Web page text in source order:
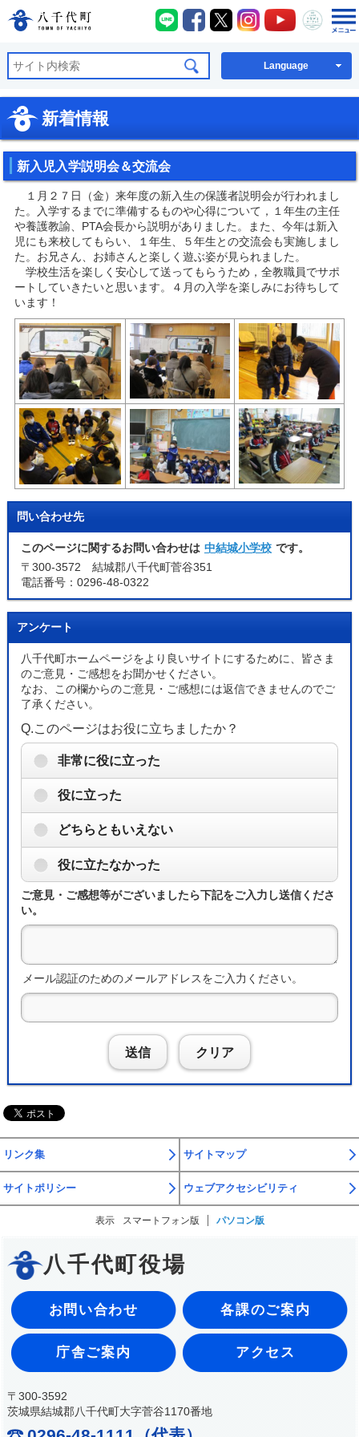
八千代町公式ホームページ
八千代町LINE
八千代町Facebook
八千代町X八千代町Instagram
八千代町
八千
Language
新着情報
新入児入学説明会＆交流会
１月２７日（金）来年度の新入生の保護者説明会が行われまし
た。入学するまでに準備するものや心得について，１年生の主任
や養護教諭、PTA会長から説明がありました。また、今年は新入
児にも来校してもらい、１年生、５年生との交流会も実施しまし
た。お兄さん、お姉さんと楽しく遊ぶ姿が見られました。
学校生活を楽しく安心して送ってもらうため，全教職員でサポ
ートしていきたいと思います。４月の入学を楽しみにお待ちして
います！
問い合わせ先
このページに関するお問い合わせは 中結城小学校 です。
〒300-3572 結城郡八千代町菅谷351
電話番号：0296-48-0322
アンケート
八千代町ホームページをより良いサイトにするために、皆さま
のご意見・ご感想をお聞かせください。
なお、この欄からのご意見・ご感想には返信できませんのでご
了承ください。
Q.このページはお役に立ちましたか？
非常に役に立った
役に立った
どちらともいえない
役に立たなかった
ご意見・ご感想等がございましたら下記をご入力し送信くださ
い。
メール認証のためのメールアドレスをご入力ください。
送信 クリア
リンク集 サイトマップ
サイトポリシー ウェブアクセシビリティ
表示 スマートフォン版 パソコン版
八千代町役場
お問い合わせ 各課のご案内
庁舎ご案内 アクセス
〒300-3592
茨城県結城郡八千代町大字菅谷1170番地